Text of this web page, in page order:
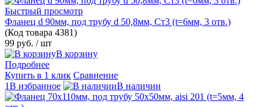
Быстрый просмотр
Фланец d 90мм, под трубу d 50,8мм, Ст3 (t=6мм, 3 отв.)
(Код товара 4381)
99 руб. / шт
В корзину
Подробнее
Купить в 1 клик Сравнение
1В избранное
В наличии